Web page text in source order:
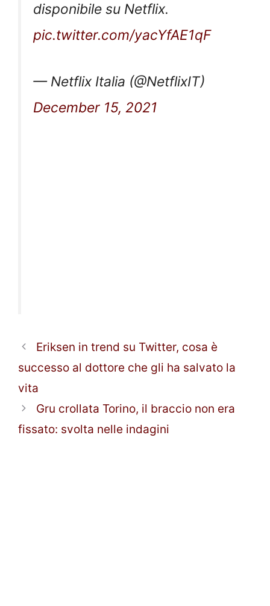
disponibile su Netflix.
pic.twitter.com/yacYfAE1qF
— Netflix Italia (@NetflixIT)
December 15, 2021
Eriksen in trend su Twitter, cosa è
successo al dottore che gli ha salvato la
vita
Gru crollata Torino, il braccio non era
fissato: svolta nelle indagini